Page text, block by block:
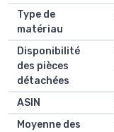
Type de
matériau
Disponibilité
des pièces
détachées
ASIN
Moyenne des